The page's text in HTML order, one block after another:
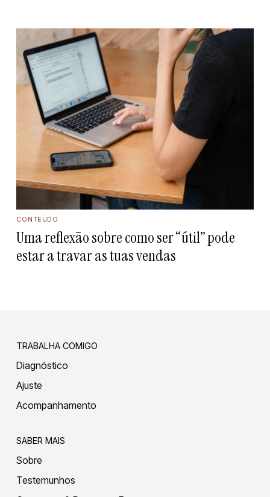
CONTEÚDO
Uma reflexão sobre como ser “útil” pode
estar a travar as tuas vendas
TRABALHA COMIGO
Diagnóstico
Ajuste
Acompanhamento
SABER MAIS
Sobre
Testemunhos